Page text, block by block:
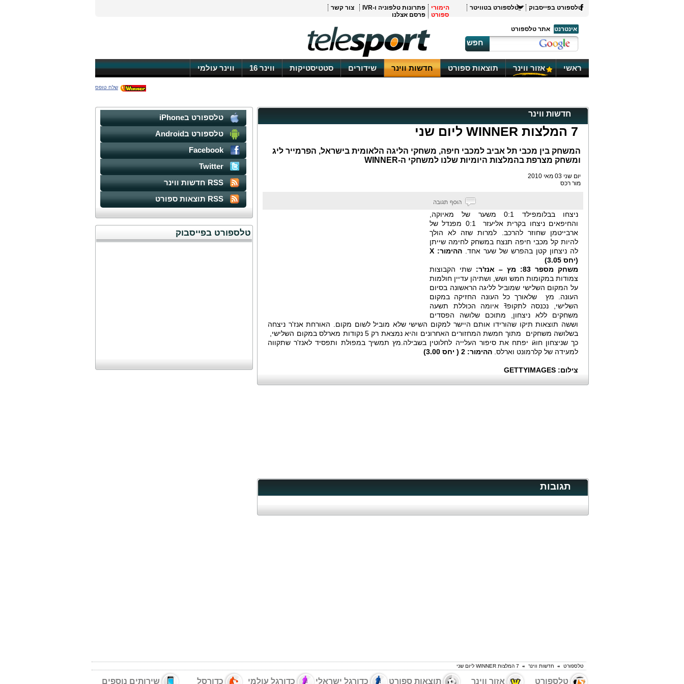
טלספורט בפייסבוק טלספורט בטוויטר
הימורי
ספורט
פתרונות טלפוניה ו-IVR
צור קשר
פרסם אצלנו
אינטרנט
אתר טלספורט
חפש
ראשי אזור ווינר תוצאות ספורט חדשות ווינר שידורים סטטיסטיקות ווינר 16 ווינר עולמי
שלח טופס
חדשות ווינר
7 המלצות WINNER ליום שני
המשחק בין מכבי תל אביב למכבי חיפה, משחקי הליגה הלאומית בישראל, הפרמייר ליג
ומשחק מצרפת בהמלצות היומיות שלנו למשחקי ה-WINNER
יום שני 03 מאי 2010
מור רכס
ניצחו בבלומפילד 0:1 משער של מאיוקה,
והחיפאים ניצחו בקרית אליעזר 0:1 מפנדל של
ארבייטמן שחוזר להרכב. למרות שזה לא הולך
להיות קל מכבי חיפה תנצח במשחק לחימה שייתן
לה ניצחון קטן בהפרש של שער אחד.
ההימור: X
(יחס 3.05)
משחק מספר 83: מץ – אנז'ר:
שתי הקבוצות
צמודות במקומות חמש ושש, ושתיהן עדיין חולמות
על המקום השלישי שמוביל לליגה הראשונה בסיום
העונה. מץ שלאורך כל העונה החזיקה במקום
השלישי, נכנסה לתקופߔ איומה הכוללת תשעה
משחקים ללא ניצחון, מתוכם שלושה הפסדים
וששה תוצאות תיקו שהורידו אותם היישר למקום השישי שלא מוביל לשום מקום. האורחת אנז'ר ניצחה
בשלושה משחקים מתוך חמשת המחזורים האחרונים והיא נמצאת רק 5 נקודות מארלס במקום השלישי,
כך שניצחון חוӥ יפתח את סיפור העלייה לחלוטין בשבילה.מץ תמשיך במפולת ותפסיד לאנז'ר שתקווה
למעידה של קלרמונט וארלס. ההימור: 2 ( יחס 3.00)
צילום: GETTYIMAGES
תגובות
טלספורט בiPhone
טלספורט בAndroid
Facebook
Twitter
RSS חדשות ווינר
RSS תוצאות ספורט
טלספורט בפייסבוק
טלספורט » חדשות ווינר » 7 המלצות WINNER ליום שני
טלספורט אזור ווינר תוצאות ספורט כדורגל ישראלי כדורגל עולמי כדורסל שירותים נוספים